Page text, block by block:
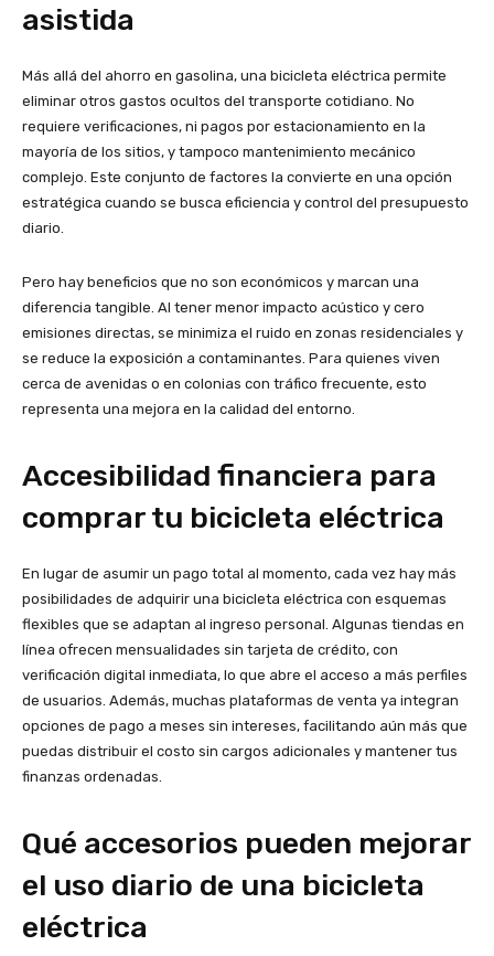
asistida
Más allá del ahorro en gasolina, una bicicleta eléctrica permite
eliminar otros gastos ocultos del transporte cotidiano. No
requiere verificaciones, ni pagos por estacionamiento en la
mayoría de los sitios, y tampoco mantenimiento mecánico
complejo. Este conjunto de factores la convierte en una opción
estratégica cuando se busca eficiencia y control del presupuesto
diario.
Pero hay beneficios que no son económicos y marcan una
diferencia tangible. Al tener menor impacto acústico y cero
emisiones directas, se minimiza el ruido en zonas residenciales y
se reduce la exposición a contaminantes. Para quienes viven
cerca de avenidas o en colonias con tráfico frecuente, esto
representa una mejora en la calidad del entorno.
Accesibilidad financiera para
comprar tu bicicleta eléctrica
En lugar de asumir un pago total al momento, cada vez hay más
posibilidades de adquirir una bicicleta eléctrica con esquemas
flexibles que se adaptan al ingreso personal. Algunas tiendas en
línea ofrecen mensualidades sin tarjeta de crédito, con
verificación digital inmediata, lo que abre el acceso a más perfiles
de usuarios. Además, muchas plataformas de venta ya integran
opciones de pago a meses sin intereses, facilitando aún más que
puedas distribuir el costo sin cargos adicionales y mantener tus
finanzas ordenadas.
Qué accesorios pueden mejorar
el uso diario de una bicicleta
eléctrica